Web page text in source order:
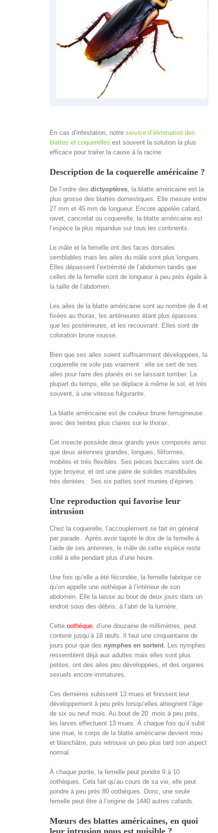
En cas d’infestation, notre service d’élimination des
blattes et coquerelles est souvent la solution la plus
efficace pour traiter la cause à la racine.
Description de la coquerelle américaine ?
De l’ordre des dictyoptères, la blatte américaine est la
plus grosse des blattes domestiques. Elle mesure entre
27 mm et 45 mm de longueur. Encore appelée cafard,
ravet, cancrelat ou coquerelle, la blatte américaine est
l’espèce la plus répandue sur tous les continents.
Le mâle et la femelle ont des faces dorsales
semblables mais les ailes du mâle sont plus longues.
Elles dépassent l’extrémité de l’abdomen tandis que
celles de la femelle sont de longueur à peu près égale à
la taille de l’abdomen.
Les ailes de la blatte américaine sont au nombre de 4 et
fixées au thorax, les antérieures étant plus épaisses
que les postérieures, et les recouvrant. Elles sont de
coloration brune rousse.
Bien que ses ailes soient suffisamment développées, la
coquerelle ne vole pas vraiment : elle se sert de ses
ailes pour faire des planés en se laissant tomber. La
plupart du temps, elle se déplace à même le sol, et très
souvent, à une vitesse fulgurante.
La blatte américaine est de couleur brune ferrugineuse
avec des teintes plus claires sur le thorax.
Cet insecte possède deux grands yeux composés ainsi
que deux antennes grandes, longues, filiformes,
mobiles et très flexibles. Ses pièces buccales sont de
type broyeur, et ont une paire de solides mandibules
très dentées. Ses six pattes sont munies d’épines.
Une reproduction qui favorise leur
intrusion
Chez la coquerelle, l’accouplement se fait en général
par parade. Après avoir tapoté le dos de la femelle à
l’aide de ses antennes, le mâle de cette espèce reste
collé à elle pendant plus d’une heure.
Une fois qu’elle a été fécondée, la femelle fabrique ce
qu’on appelle une oothèque à l’intérieur de son
abdomen. Elle la laisse au bout de deux jours dans un
endroit sous des débris, à l’abri de la lumière.
Cette oothèque, d’une douzaine de millimètres, peut
contenir jusqu’à 18 œufs. Il faut une cinquantaine de
jours pour que des nymphes en sortent. Les nymphes
ressemblent déjà aux adultes mais elles sont plus
petites, ont des ailes peu développées, et des organes
sexuels encore immatures.
Ces dernières subissent 13 mues et finissent leur
développement à peu près lorsqu‘elles atteignent l’âge
de six ou neuf mois. Au bout de 20 mois à peu près,
les larves effectuent 13 mues. À chaque fois qu’il subit
une mue, le corps de la blatte américaine devient mou
et blanchâtre, puis retrouve un peu plus tard son aspect
normal.
À chaque ponte, la femelle peut pondre 9 à 10
oothèques. Cela fait qu’au cours de sa vie, elle peut
pondre à peu près 80 oothèques. Donc, une seule
femelle peut être à l’origine de 1440 autres cafards.
Mœurs des blattes américaines, en quoi
leur intrusion nous est nuisible ?